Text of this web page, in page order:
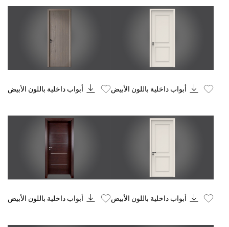
أبواب داخلية باللون الأبيض أبواب داخلية باللون الأبيض
أبواب داخلية باللون الأبيض أبواب داخلية باللون الأبيض